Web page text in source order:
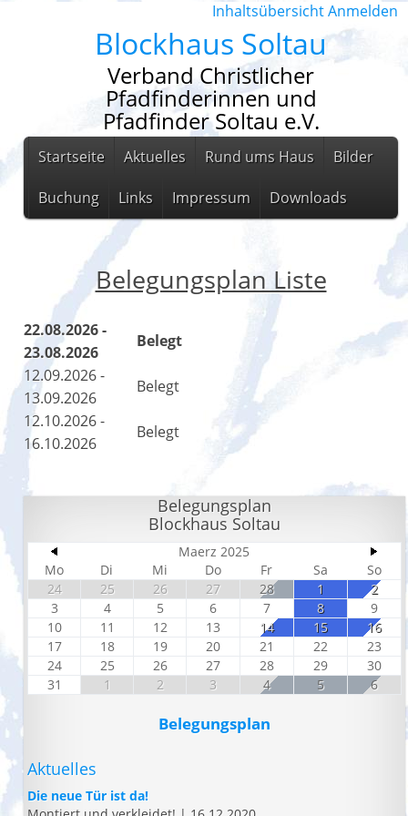
InhaltsübersichtAnmelden
Blockhaus Soltau
Verband Christlicher
Pfadfinderinnen und
Pfadfinder Soltau e.V.
Startseite Aktuelles Rund ums Haus Bilder
Buchung Links Impressum Downloads
Belegungsplan Liste
22.08.2026 -
23.08.2026
Belegt
12.09.2026 -
13.09.2026
Belegt
12.10.2026 -
16.10.2026
Belegt
Belegungsplan
Blockhaus Soltau
Maerz 2025
Mo
Di Mi Do Fr Sa
So
24
25 26 27 28 1
2
3
4 5 6 7 8
9
10
11 12 13 14 15
16
17
18 19 20 21 22
23
24
25 26 27 28 29
30
31
1 2 3 4 5 6
Belegungsplan
Aktuelles
Die neue Tür ist da!